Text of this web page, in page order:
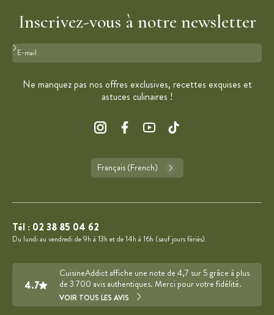
Inscrivez-vous à notre newsletter
Format : adresse@email.com
Ne manquez pas nos offres exclusives, recettes exquises et
astuces culinaires !
Français (French)
Tél : 02 38 85 04 62
Du lundi au vendredi de 9h à 13h et de 14h à 16h (sauf jours fériés).
4.7
CuisineAddict affiche une note de 4,7 sur 5 grâce à plus
de 3 700 avis authentiques. Merci pour votre fidélité.
VOIR TOUS LES AVIS